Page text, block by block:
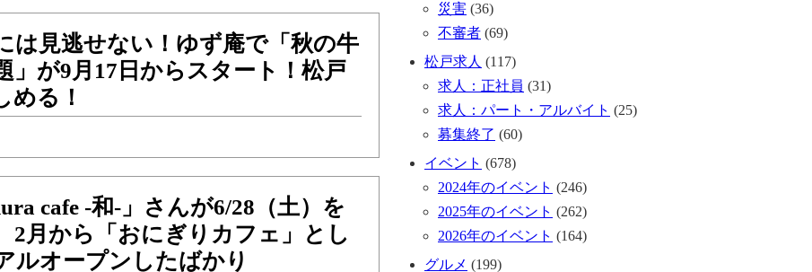
は見逃せない！ゆず庵で「秋の牛
」が9月17日からスタート！松戸
める！
cafe -和-」さんが6/28（土）を
2月から「おにぎりカフェ」とし
ルオープンしたばかり
災害 (36)
不審者 (69)
松戸求人 (117)
求人：正社員 (31)
求人：パート・アルバイト (25)
募集終了 (60)
イベント (678)
2024年のイベント (246)
2025年のイベント (262)
2026年のイベント (164)
グルメ (199)